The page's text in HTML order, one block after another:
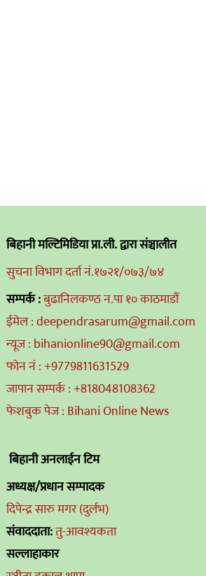
बिहानी मल्टिमिडिया प्रा.ली. द्वारा संञ्चालीत
सुचना विभाग दर्ता नं.१७२१/०७३/७४
सम्पर्क :बुढानिलकण्ठ न.पा १० काठमाडौं
ईमेल : deependrasarum@gmail.com
न्यूज : bihanionline90@gmail.com
फोन नं : +9779811631529
जापान सम्पर्क : +818048108362
फेशबुक पेज : Bihani Online News
बिहानी अनलाईन टिम
अध्यक्ष/प्रधान सम्पादक
दिपेन्द्र सारु मगर (दुर्लभ)
संवाददाता:तु-आवश्यकता
सल्लाहाकार